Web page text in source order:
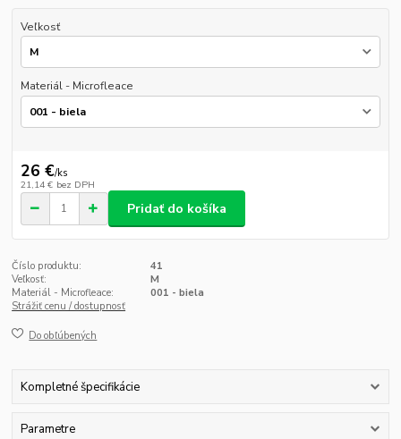
Veľkosť
Materiál - Microfleace
26 €/ks
21,14 € bez DPH
Pridať do košíka
Číslo produktu:
41
Veľkosť:
M
Materiál - Microfleace:
001 - biela
Strážiť cenu / dostupnosť
Do obľúbených
Kompletné špecifikácie
Parametre